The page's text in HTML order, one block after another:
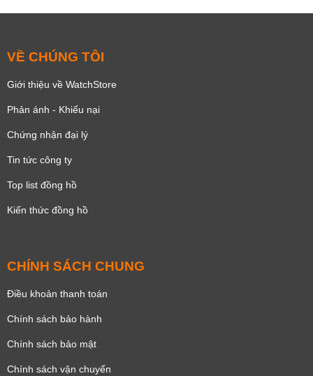
VỀ CHÚNG TÔI
Giới thiệu về WatchStore
Phản ánh - Khiếu nại
Chứng nhận đại lý
Tin tức công ty
Top list đồng hồ
Kiến thức đồng hồ
CHÍNH SÁCH CHUNG
Điều khoản thanh toán
Chính sách bảo hành
Chính sách bảo mật
Chính sách vận chuyển